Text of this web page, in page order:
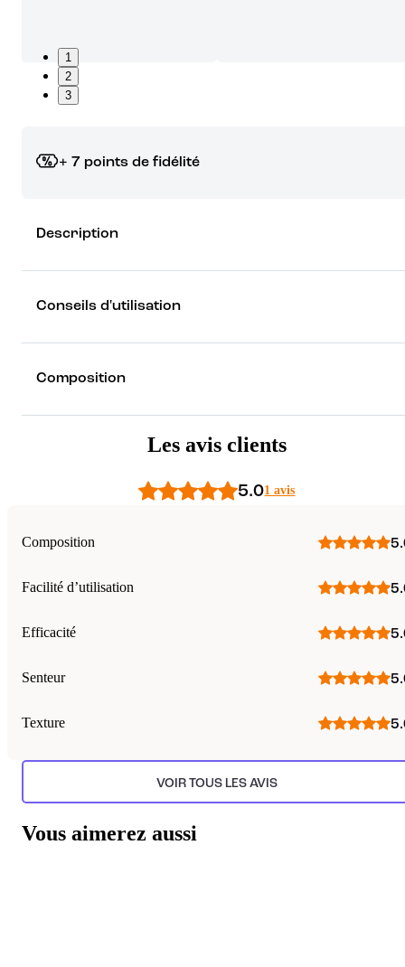
1
2
3
+ 7 points de fidélité
rêver !
Découvrez les récompenses
Description
Conseils d'utilisation
Composition
Les avis clients
5.01 avis
Composition
Facilité d’utilisation
Efficacité
Senteur
Texture
VOIR TOUS LES AVIS
Vous aimerez aussi